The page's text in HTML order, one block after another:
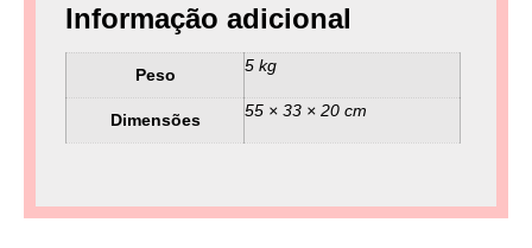
Informação adicional
Peso 5 kg
Dimensões 55 × 33 × 20 cm